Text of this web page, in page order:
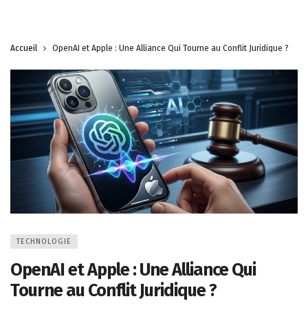
Accueil OpenAI et Apple : Une Alliance Qui Tourne au Conflit Juridique ?
TECHNOLOGIE
OpenAI et Apple : Une Alliance Qui
Tourne au Conflit Juridique ?